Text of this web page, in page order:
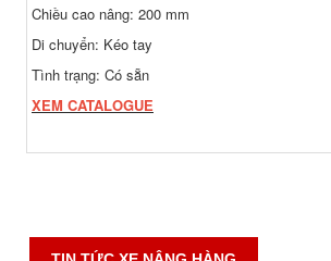
Chiều cao nâng: 200 mm
Di chuyển: Kéo tay
Tình trạng: Có sẵn
XEM CATALOGUE